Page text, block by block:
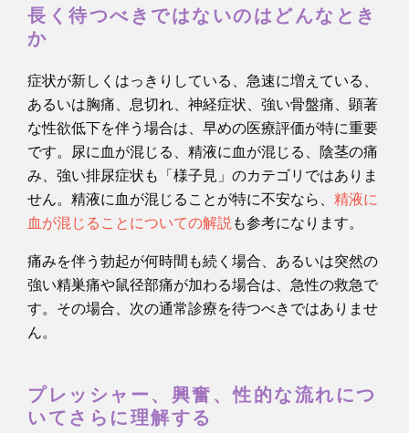
長く待つべきではないのはどんなとき
か
症状が新しくはっきりしている、急速に増えている、
あるいは胸痛、息切れ、神経症状、強い骨盤痛、顕著
な性欲低下を伴う場合は、早めの医療評価が特に重要
です。尿に血が混じる、精液に血が混じる、陰茎の痛
み、強い排尿症状も「様子見」のカテゴリではありま
せん。精液に血が混じることが特に不安なら、 精液に
血が混じることについての解説 も参考になります。
痛みを伴う勃起が何時間も続く場合、あるいは突然の
強い精巣痛や鼠径部痛が加わる場合は、急性の救急で
す。その場合、次の通常診療を待つべきではありませ
ん。
プレッシャー、興奮、性的な流れにつ
いてさらに理解する